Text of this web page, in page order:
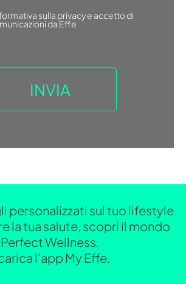
sulla privacye accetto di
da Effe
personalizzati sul tuo lifestyle
la tua salute, scopri il mondo
Perfect Wellness.
l'app My Effe.